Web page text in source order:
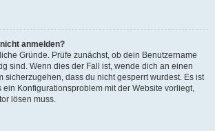
anmelden?
Gründe. Prüfe zunächst, ob dein Benutzername
sind. Wenn dies der Fall ist, wende dich an einen
sicherzugehen, dass du nicht gesperrt wurdest. Es ist
Konfigurationsproblem mit der Website vorliegt,
lösen muss.